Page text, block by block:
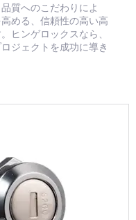
質へのこだわりによ
める、信頼性の高い高
ヒンゲロックスなら、
ジェクトを成功に導き